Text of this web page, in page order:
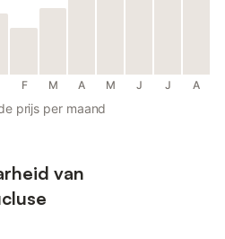
F M A M J J A
prijs per maand
van